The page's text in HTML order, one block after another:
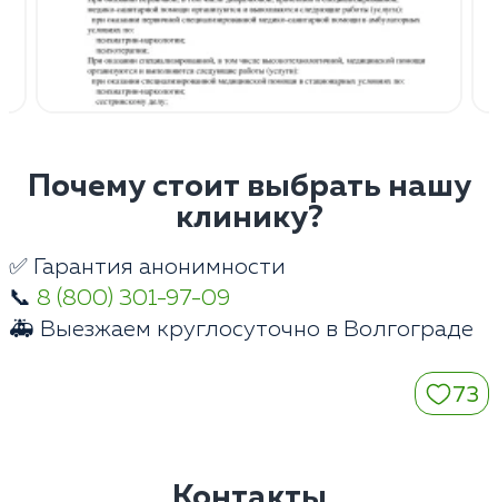
Почему стоит выбрать нашу
клинику?
✅ Гарантия анонимности
📞 8 (800) 301-97-09
🚑 Выезжаем круглосуточно в Волгограде
73